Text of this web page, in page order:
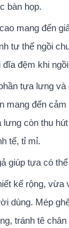
bàn họp.
mang đến
tư thế ngồi
đệm khi
tựa lưng
mang đến
lưng còn thu
tế, tỉ mỉ.
giúp tựa có
kế rộng, vừa
dùng. Mép
tránh tê chân